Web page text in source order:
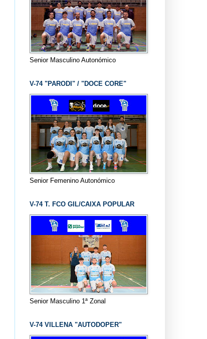
Senior Masculino Autonómico
V-74 "PARODI" / "DOCE CORE"
Senior Femenino Autonómico
V-74 T. FCO GIL/CAIXA POPULAR
Senior Masculino 1ª Zonal
V-74 VILLENA "AUTODOPER"